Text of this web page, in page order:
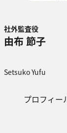
社外監査役
由布 節子
Setsuko Yufu​
プロフィー